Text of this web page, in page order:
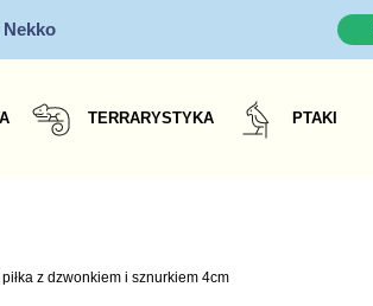
TERRARYSTYKA PTAKI
z dzwonkiem i sznurkiem 4cm